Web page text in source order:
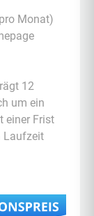
Inhalte
Hostings
Monat)
12
um ein
einer Frist
Laufzeit